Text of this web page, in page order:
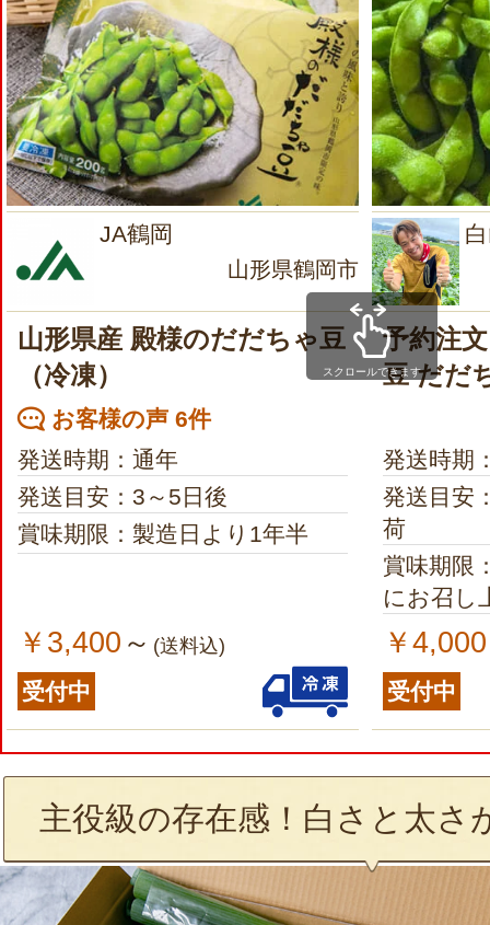
JA鶴岡
山形県鶴岡市
山形県産 殿様のだだちゃ豆
（冷凍）
お客様の声 6件
発送時期：通年
発送目安：3～5日後
賞味期限：製造日より1年半
￥3,400 ～ (送料込)
受付中
予約注
豆 だだ
発送時期
発送目安
荷
賞味期限
にお召し
￥4,000
受付中
スクロールできます
主役級の存在感！白さと太さ